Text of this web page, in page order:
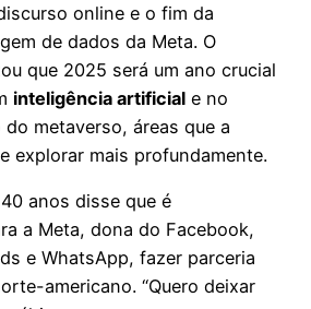
online e o fim da
de dados da Meta. O
que 2025 será um ano crucial
inteligência artificial e no
metaverso, áreas que a
explorar mais profundamente.
anos disse que é
a Meta, dona do Facebook,
e WhatsApp, fazer parceria
americano. “Quero deixar